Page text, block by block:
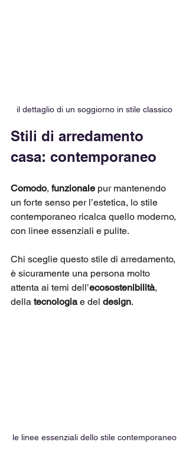
il dettaglio di un soggiorno in stile classico
Stili di arredamento
casa: contemporaneo
Comodo, funzionale pur mantenendo
un forte senso per l’estetica, lo stile
contemporaneo ricalca quello moderno,
con linee essenziali e pulite.
Chi sceglie questo stile di arredamento,
è sicuramente una persona molto
attenta ai temi dell’ecosostenibilità,
della tecnologia e del design.
le linee essenziali dello stile contemporaneo